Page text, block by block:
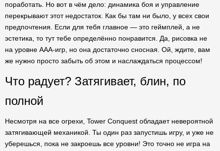
поработать. Но вот в чём дело: динамика боя и управление
перекрывают этот недостаток. Как бы там ни было, у всех свои
предпочтения. Если для тебя главное — это геймплей, а не
эстетика, то тут тебе определённо понравится. Да, рисовка не
на уровне AAA-игр, но она достаточно сносная. Ой, ждите, вам
же нужно просто забыть об этом и наслаждаться процессом!
Что радует? Затягивает, блин, по
полной
Несмотря на все огрехи, Tower Conquest обладает невероятной
затягивающей механикой. Ты один раз запустишь игру, и уже не
уберешься, пока не закроешь все уровни! Это точно не игра на